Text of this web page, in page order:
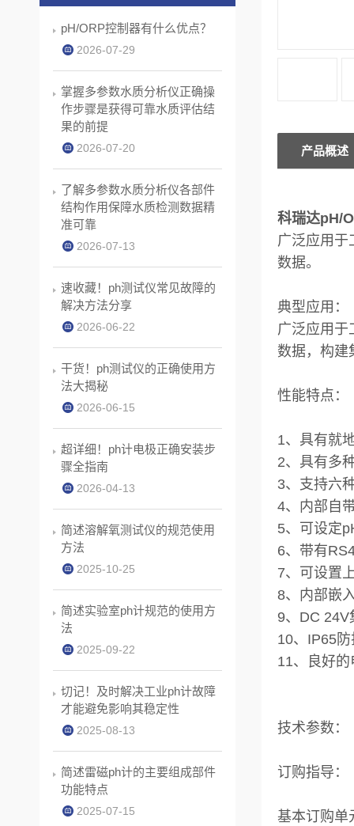
产品概述
科瑞达pH/
广泛应用于
数据。
典型应用：
广泛应用于
数据，构建
性能特点：
1、具有就
2、具有多
3、支持六
4、内部自
5、可设定
6、带有
7、可设置
8、内部嵌
9、DC
10、IP65
11、良好
技术参数：
订购指导：
基本订购单
pH/ORP控制器有什么优点？
2026-07-29
掌握多参数水质分析仪正确操
作步骤是获得可靠水质评估结
果的前提
2026-07-20
了解多参数水质分析仪各部件
结构作用保障水质检测数据精
准可靠
2026-07-13
速收藏！ph测试仪常见故障的
解决方法分享
2026-06-22
干货！ph测试仪的正确使用方
法大揭秘
2026-06-15
超详细！ph计电极正确安装步
骤全指南
2026-04-13
简述溶解氧测试仪的规范使用
方法
2025-10-25
简述实验室ph计规范的使用方
法
2025-09-22
切记！及时解决工业ph计故障
才能避免影响其稳定性
2025-08-13
简述雷磁ph计的主要组成部件
功能特点
2025-07-15